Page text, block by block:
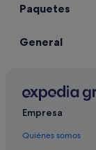
Paquetes
General
Empresa
Quiénes somos